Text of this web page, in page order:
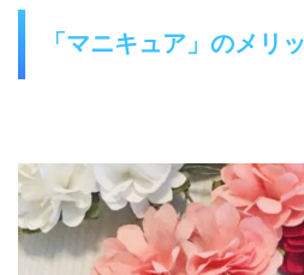
「マニキュア」のメリ